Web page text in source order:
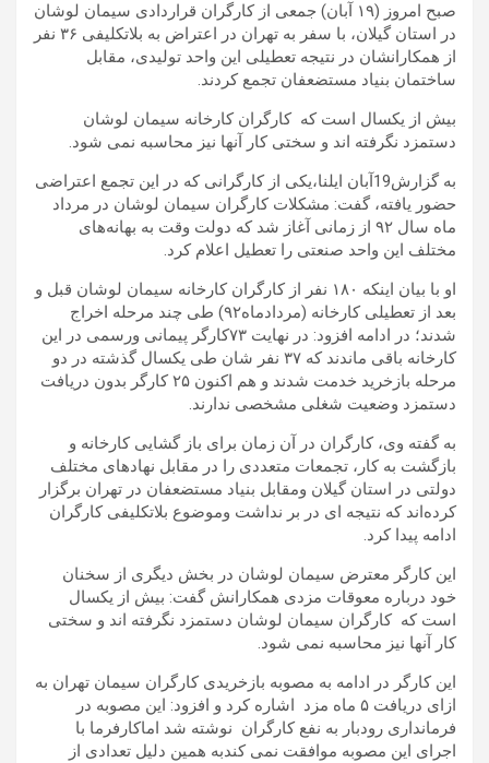
صبح امروز (۱۹ آبان) جمعی از کارگران قراردادی سیمان لوشان
در استان گیلان، با سفر به تهران در اعتراض به بلاتکلیفی ۳۶ نفر
از همکارانشان در نتیجه تعطیلی این واحد تولیدی، مقابل
ساختمان بنیاد مستضعفان تجمع کردند.
بیش از یکسال است که کارگران کارخانه سیمان لوشان
دستمزد نگرفته اند و سختی کار آنها نیز محاسبه نمی شود.
به گزارش19آبان ایلنا،یکی از کارگرانی که در این تجمع اعتراضی
حضور یافته، گفت: مشکلات کارگران سیمان لوشان در مرداد
ماه سال ۹۲ از زمانی آغاز شد که دولت وقت به بهانه‌های
مختلف این واحد صنعتی را تعطیل اعلام کرد.
او با بیان اینکه ۱۸۰ نفر از کارگران کارخانه سیمان لوشان قبل و
بعد از تعطیلی کارخانه (مردادماه۹۲) طی چند مرحله اخراج
شدند؛ در ادامه افزود: در ‌‌نهایت ۷۳کارگر پیمانی ورسمی در این
کارخانه باقی ماندند که ۳۷ نفر شان طی یکسال گذشته در دو
مرحله بازخرید خدمت شدند و هم اکنون ۲۵ کارگر بدون دریافت
دستمزد وضعیت شغلی مشخصی ندارند.
به گفته وی، کارگران در آن زمان برای باز گشایی کارخانه و
بازگشت به کار، تجمعات متعددی را در مقابل نهادهای مختلف
دولتی در استان گیلان ومقابل بنیاد مستضعفان در تهران برگزار
کرده‌اند که نتیجه ای در بر نداشت وموضوع بلاتکلیفی کارگران
ادامه پیدا کرد.
این کارگر معترض سیمان لوشان در بخش دیگری از سخنان
خود درباره معوقات مزدی همکارانش گفت: بیش از یکسال
است که کارگران سیمان لوشان دستمزد نگرفته اند و سختی
کار آنها نیز محاسبه نمی شود.
این کارگر در ادامه به مصوبه بازخریدی کارگران سیمان تهران به
ازای دریافت ۵ ماه مزد اشاره کرد و افزود: این مصوبه در
فرمانداری رودبار به نفع کارگران نوشته شد اماکارفرما با
اجرای این مصوبه موافقت نمی کندبه همین دلیل تعدادی از